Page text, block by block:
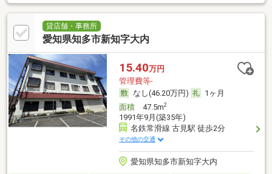
貸店舗・事務所
愛知県知多市新知字大内
15.40万円
管理費等-
なし(46.20万円)
1ヶ月
面積47.5m2
1991年9月(築35年)
名鉄常滑線 古見駅 徒歩2分
その他の交通
愛知県知多市新知字大内